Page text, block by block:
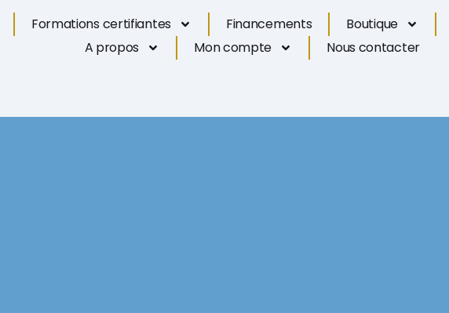
Formations certifiantes Financements
Boutique
A propos
Mon compte Nous contacter